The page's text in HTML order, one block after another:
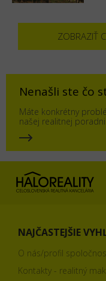
ZOBRAZIŤ
Nenašli ste čo
Máte konkrétny
našej realitnej poradni.
NAJČASTEJŠIE
O nás/profil
Kontakty - realitný